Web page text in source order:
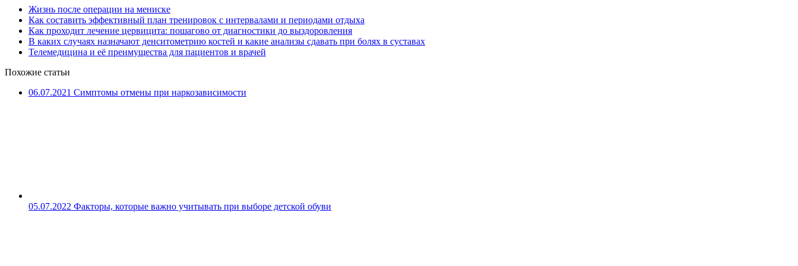
Жизнь после операции на мениске
Как составить эффективный план тренировок с интервалами и периодами отдыха
Как проходит лечение цервицита: пошагово от диагностики до выздоровления
В каких случаях назначают денситометрию костей и какие анализы сдавать при болях в суставах
Телемедицина и её преимущества для пациентов и врачей
Похожие статьи
06.07.2021 Симптомы отмены при наркозависимости
05.07.2022 Факторы, которые важно учитывать при выборе детской обуви